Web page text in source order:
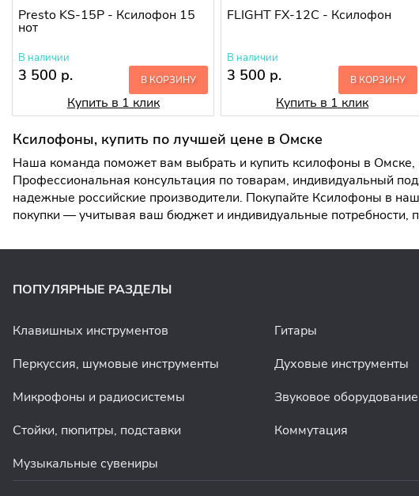
Presto KS-15P - Ксилофон 15
нот
В наличии
3 500 р. В КОРЗИНУ
Купить в 1 клик
FLIGHT FX-12C - Ксилофон
В наличии
3 500 р. В КОРЗИНУ
Купить в 1 клик
Ксилофоны, купить по лучшей цене в Омске
Наша команда поможет вам выбрать и купить ксилофоны в
Профессиональная консультация по товарам, индивидуальный
надежные российские производители. Покупайте Ксилофоны в
покупки — учитывая ваш бюджет и индивидуальные
ПОПУЛЯРНЫЕ РАЗДЕЛЫ
Клавишных инструментов Гитары
Перкуссия, шумовые инструменты
Духовые инструменты
Микрофоны и радиосистемы
Звуковое оборудование
Стойки, пюпитры, подставки
Коммутация
Музыкальные сувениры